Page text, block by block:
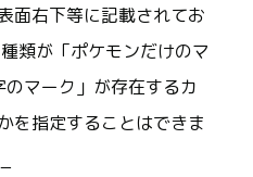
面右下等に記載されてお
類が「ポケモンだけのマ
マーク」が存在するカ
を指定することはできま